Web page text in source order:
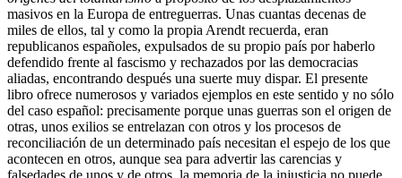
masivos en la Europa de entreguerras. Unas cuantas decenas de
miles de ellos, tal y como la propia Arendt recuerda, eran
republicanos españoles, expulsados de su propio país por haberlo
defendido frente al fascismo y rechazados por las democracias
aliadas, encontrando después una suerte muy dispar. El presente
libro ofrece numerosos y variados ejemplos en este sentido y no sólo
del caso español: precisamente porque unas guerras son el origen de
otras, unos exilios se entrelazan con otros y los procesos de
reconciliación de un determinado país necesitan el espejo de los que
acontecen en otros, aunque sea para advertir las carencias y